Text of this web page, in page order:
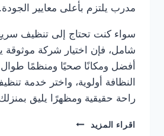
مدرب يلتزم بأعلى معايير الجودة.
سواء كنت تحتاج إلى تنظيف
شامل، فإن اختيار شركة موثوقة
أفضل ومكانًا صحيًا ومنظمًا
النظافة أولوية، واختر خدمة
راحة حقيقية ومظهرًا يليق
اقراء المزيد
تنظيف